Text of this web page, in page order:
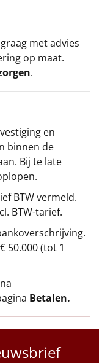
met advies
op maat.
.
en
binnen de
Bij te late
BTW vermeld.
BTW-tarief.
50.000 (tot 1
Betalen.